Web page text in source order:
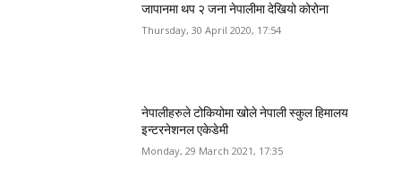
जापानमा थप २ जना नेपालीमा देखियो कोरोना
Thursday, 30 April 2020, 17:54
नेपालीहरुले टोकियोमा खोले नेपाली स्कुल हिमालय
इन्टरनेशनल एकेडेमी
Monday, 29 March 2021, 17:35